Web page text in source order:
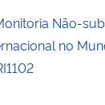
Não-
no